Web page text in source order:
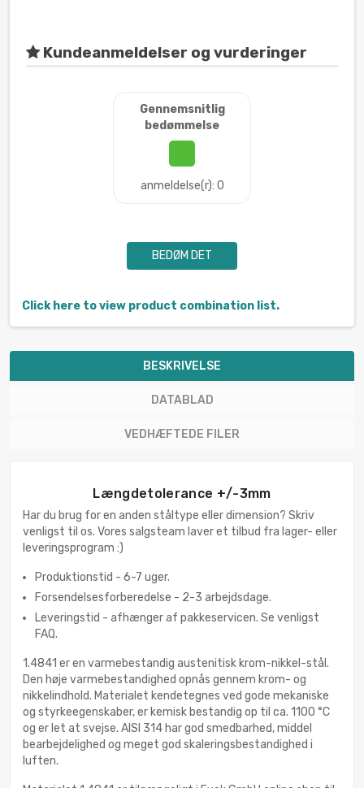
Kundeanmeldelser og vurderinger
Gennemsnitlig
bedømmelse
anmeldelse(r): 0
BEDØM DET
Click here to view product combination list.
BESKRIVELSE
DATABLAD
VEDHÆFTEDE FILER
Længdetolerance +/-3mm
Har du brug for en anden ståltype eller dimension? Skriv
venligst til os. Vores salgsteam laver et tilbud fra lager- eller
leveringsprogram :)
Produktionstid - 6-7 uger.
Forsendelsesforberedelse - 2-3 arbejdsdage.
Leveringstid - afhænger af pakkeservicen. Se venligst
FAQ.
1.4841 er en varmebestandig austenitisk krom-nikkel-stål.
Den høje varmebestandighed opnås gennem krom- og
nikkelindhold. Materialet kendetegnes ved gode mekaniske
og styrkeegenskaber, er kemisk bestandig op til ca. 1100 °C
og er let at svejse. AISI 314 har god smedbarhed, middel
bearbejdelighed og meget god skaleringsbestandighed i
luften.